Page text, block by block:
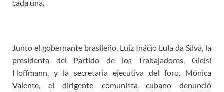
cada una.
Junto el gobernante brasileño, Luiz Inácìo Lula da Silva, la
presidenta del Partido de los Trabajadores, Gleisi
Hoffmann, y la secretaria ejecutiva del foro, Mónica
Valente, el dirigente comunista cubano denunció